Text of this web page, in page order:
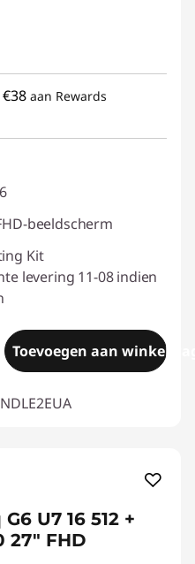
€38 aan Rewards
beeldscherm
Kit
levering 11-08 indien
Toevoegen aan
U7 16 512 +
27" FHD